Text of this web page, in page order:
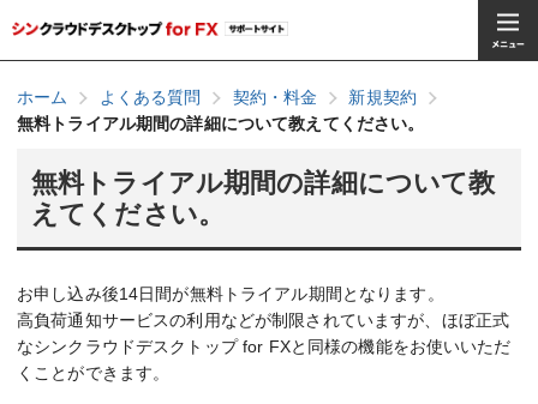
ホーム よくある質問 契約・料金
新規契約
無料トライアル期間の詳細について教えてください。
無料トライアル期間の詳細について教
えてください。
お申し込み後14日間が無料トライアル期間となります。
高負荷通知サービスの利用などが制限されていますが、ほぼ正式
なシンクラウドデスクトップ for FXと同様の機能をお使いいただ
くことができます。